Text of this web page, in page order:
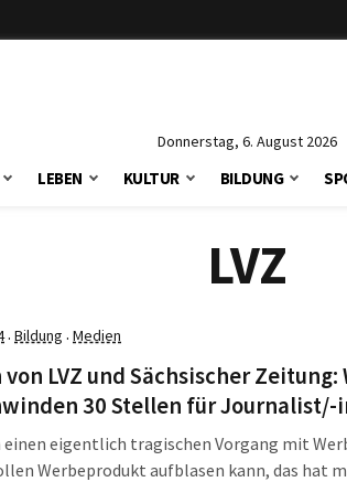
Donnerstag, 6. August 2026
LEBEN KULTUR BILDUNG
LVZ
· Bildung · Medien
von LVZ und Sächsischer Zeitung:
30 Stellen für Journalist/-
einen eigentlich tragischen Vorgang mit
Werbeprodukt aufblasen kann, das hat